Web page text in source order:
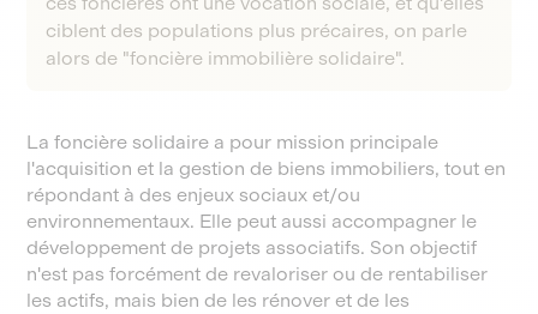
ciblent des populations plus précaires, on parle
alors de "foncière immobilière solidaire".
La foncière solidaire a pour mission principale
l'acquisition et la gestion de biens immobiliers, tout en
répondant à des enjeux sociaux et/ou
environnementaux. Elle peut aussi accompagner le
développement de projets associatifs. Son objectif
n'est pas forcément de revaloriser ou de rentabiliser
les actifs, mais bien de les rénover et de les